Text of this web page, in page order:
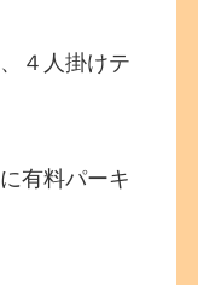
４人掛けテ
有料パーキ